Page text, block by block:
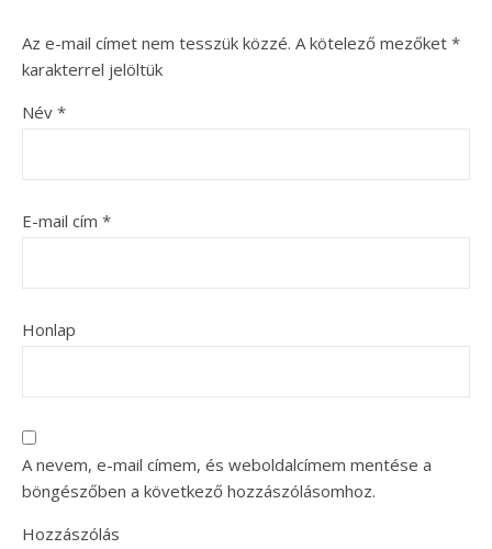
Az e-mail címet nem tesszük közzé. A kötelező mezőket *
karakterrel jelöltük
Név *
E-mail cím *
Honlap
A nevem, e-mail címem, és weboldalcímem mentése a
böngészőben a következő hozzászólásomhoz.
Hozzászólás